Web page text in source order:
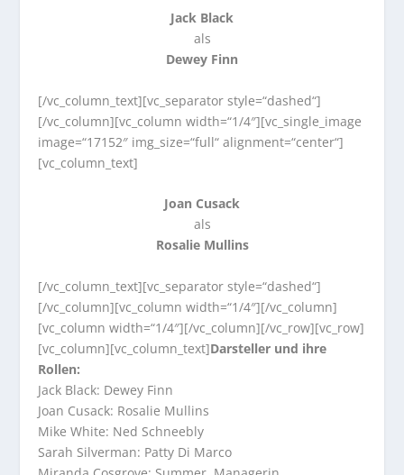
Jack Black
als
Dewey Finn
[/vc_column_text][vc_separator style=“dashed“]
[/vc_column][vc_column width=“1/4″][vc_single_image
image=“17152″ img_size=“full“ alignment=“center“]
[vc_column_text]
Joan Cusack
als
Rosalie Mullins
[/vc_column_text][vc_separator style=“dashed“]
[/vc_column][vc_column width=“1/4″][/vc_column]
[vc_column width=“1/4″][/vc_column][/vc_row][vc_row]
[vc_column][vc_column_text]Darsteller und ihre
Rollen:
Jack Black: Dewey Finn
Joan Cusack: Rosalie Mullins
Mike White: Ned Schneebly
Sarah Silverman: Patty Di Marco